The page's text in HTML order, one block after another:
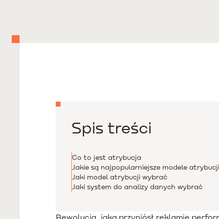
Spis treści
Co to jest atrybucja
Jakie są najpopularniejsze modele atrybucji
Jaki model atrybucji wybrać
Jaki system do analizy danych wybrać
Rewolucją, jaką przyniósł reklamie